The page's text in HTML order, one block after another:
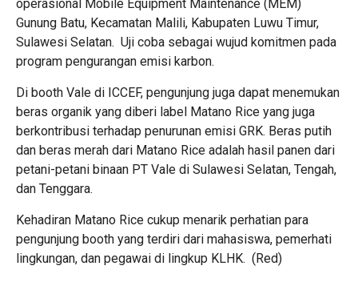
operasional Mobile Equipment Maintenance (MEM)
Gunung Batu, Kecamatan Malili, Kabupaten Luwu Timur,
Sulawesi Selatan. Uji coba sebagai wujud komitmen pada
program pengurangan emisi karbon.
Di booth Vale di ICCEF, pengunjung juga dapat menemukan
beras organik yang diberi label Matano Rice yang juga
berkontribusi terhadap penurunan emisi GRK. Beras putih
dan beras merah dari Matano Rice adalah hasil panen dari
petani-petani binaan PT Vale di Sulawesi Selatan, Tengah,
dan Tenggara.
Kehadiran Matano Rice cukup menarik perhatian para
pengunjung booth yang terdiri dari mahasiswa, pemerhati
lingkungan, dan pegawai di lingkup KLHK. (Red)